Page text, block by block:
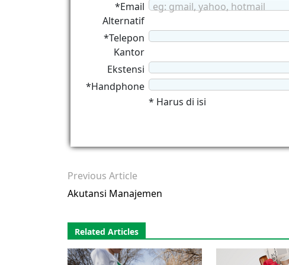
*Email
Alternatif
eg: gmail, yahoo, hotmail
*Telepon
Kantor
Ekstensi
*Handphone
* Harus di isi
Previous Article
Akutansi Manajemen
Related Articles